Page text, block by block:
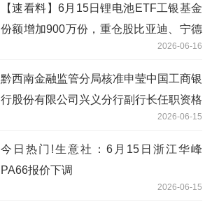
【速看料】6月15日锂电池ETF工银基金
份额增加900万份，重仓股比亚迪、宁德
2026-06-16
黔西南金融监管分局核准申莹中国工商银
行股份有限公司兴义分行副行长任职资格
2026-06-15
今日热门!生意社：6月15日浙江华峰
PA66报价下调
2026-06-15